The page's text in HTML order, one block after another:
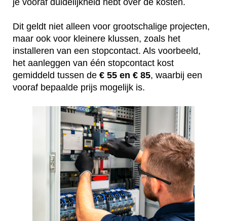
je vooraf duidelijkheid hebt over de kosten.
Dit geldt niet alleen voor grootschalige projecten,
maar ook voor kleinere klussen, zoals het
installeren van een stopcontact. Als voorbeeld,
het aanleggen van één stopcontact kost
gemiddeld tussen de € 55 en € 85, waarbij een
vooraf bepaalde prijs mogelijk is.